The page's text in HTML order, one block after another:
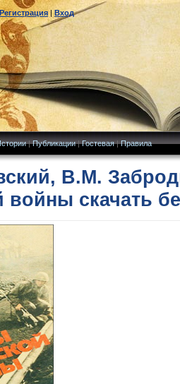
Регистрация|Вход
|Публикации|Гостевая|Правила
В.М.
войны скачать